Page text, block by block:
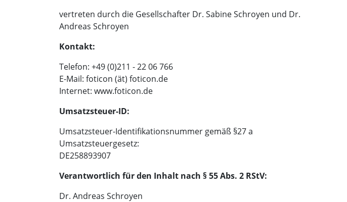
vertreten durch die Gesellschafter Dr. Sabine Schroyen und Dr.
Andreas Schroyen
Kontakt:
Telefon: +49 (0)211 - 22 06 766
E-Mail: foticon (ät) foticon.de
Internet: www.foticon.de
Umsatzsteuer-ID:
Umsatzsteuer-Identifikationsnummer gemäß §27 a
Umsatzsteuergesetz:
DE258893907
Verantwortlich für den Inhalt nach § 55 Abs. 2 RStV:
Dr. Andreas Schroyen